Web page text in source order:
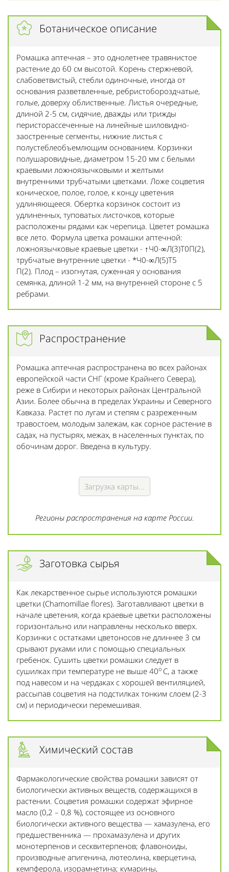
Ботаническое описание
Ромашка аптечная – это однолетнее травянистое
растение до 60 см высотой. Корень стержневой,
слабоветвистый, стебли одиночные, иногда от
основания разветвленные, ребристобороздчатые,
голые, доверху облиственные. Листья очередные,
длиной 2-5 см, сидячие, дважды или трижды
перисторассеченные на линейные шиловидно-
заостренные сегменты, нижние листья с
полустеблеобъемлющим основанием. Корзинки
полушаровидные, диаметром 15-20 мм с белыми
краевыми ложноязычковыми и желтыми
внутренними трубчатыми цветками. Ложе соцветия
коническое, полое, голое, к концу цветения
удлиняющееся. Обертка корзинок состоит из
удлиненных, туповатых листочков, которые
расположены рядами как черепица. Цветет ромашка
все лето. Формула цветка ромашки аптечной:
ложноязычковые краевые цветки - ↑Ч0-∞Л(3)Т0П(2),
трубчатые внутренние цветки - *Ч0-∞Л(5)Т5
П(2). Плод – изогнутая, суженная у основания
семянка, длиной 1-2 мм, на внутренней стороне с 5
ребрами.
Распространение
Ромашка аптечная распространена во всех районах
европейской части СНГ (кроме Крайнего Севера),
реже в Сибири и некоторых районах Центральной
Азии. Более обычна в пределах Украины и Северного
Кавказа. Растет по лугам и степям с разреженным
травостоем, молодым залежам, как сорное растение в
садах, на пустырях, межах, в населенных пунктах, по
обочинам дорог. Введена в культуру.
Загрузка карты...
Регионы распространения на карте России.
Заготовка сырья
Как лекарственное сырье используются ромашки
цветки (Chamomillae flores). Заготавливают цветки в
начале цветения, когда краевые цветки расположены
горизонтально или направлены несколько вверх.
Корзинки с остатками цветоносов не длиннее 3 см
срывают руками или с помощью специальных
гребенок. Сушить цветки ромашки следует в
сушилках при температуре не выше 40о С, а также
под навесом и на чердаках с хорошей вентиляцией,
рассыпав соцветия на подстилках тонким слоем (2-3
см) и периодически перемешивая.
Химический состав
Фармакологические свойства ромашки зависят от
биологически активных веществ, содержащихся в
растении. Соцветия ромашки содержат эфирное
масло (0,2 – 0,8 %), состоящее из основного
биологически активного вещества — хамазулена, его
предшественника — прохамазулена и других
монотерпенов и сесквитерпенов; флавоноиды,
производные апигенина, лютеолина, кверцетина,
кемпферола, изорамнетина; кумарины,